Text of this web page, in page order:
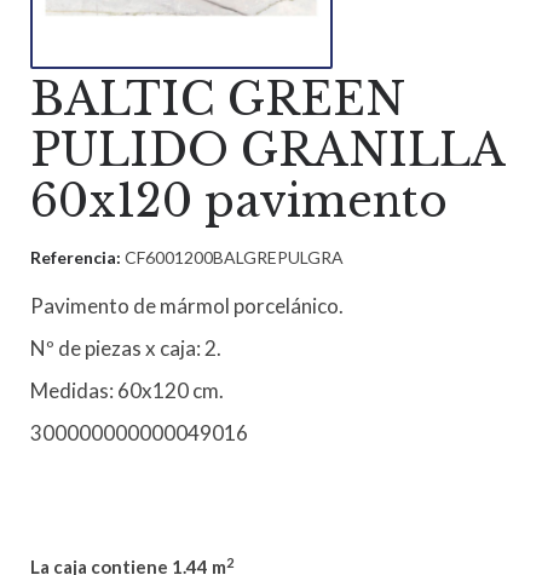
BALTIC GREEN
PULIDO GRANILLA
60x120 pavimento
Referencia: CF6001200BALGREPULGRA
Pavimento de mármol porcelánico.
Nº de piezas x caja: 2.
Medidas: 60x120 cm.
300000000000049016
La caja contiene 1.44 m2